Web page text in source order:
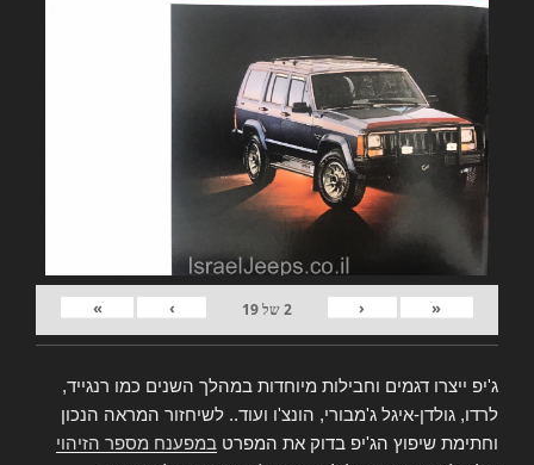
«
‹
2של19
›
»
ג'יפ ייצרו דגמים וחבילות מיוחדות במהלך השנים כמו רנגייד,
לרדו, גולדן-איגל ג'מבורי, הונצ'ו ועוד.. לשיחזור המראה הנכון
וחתימת שיפוץ הג'יפ בדוק את המפרט במפענח מספר הזיהוי